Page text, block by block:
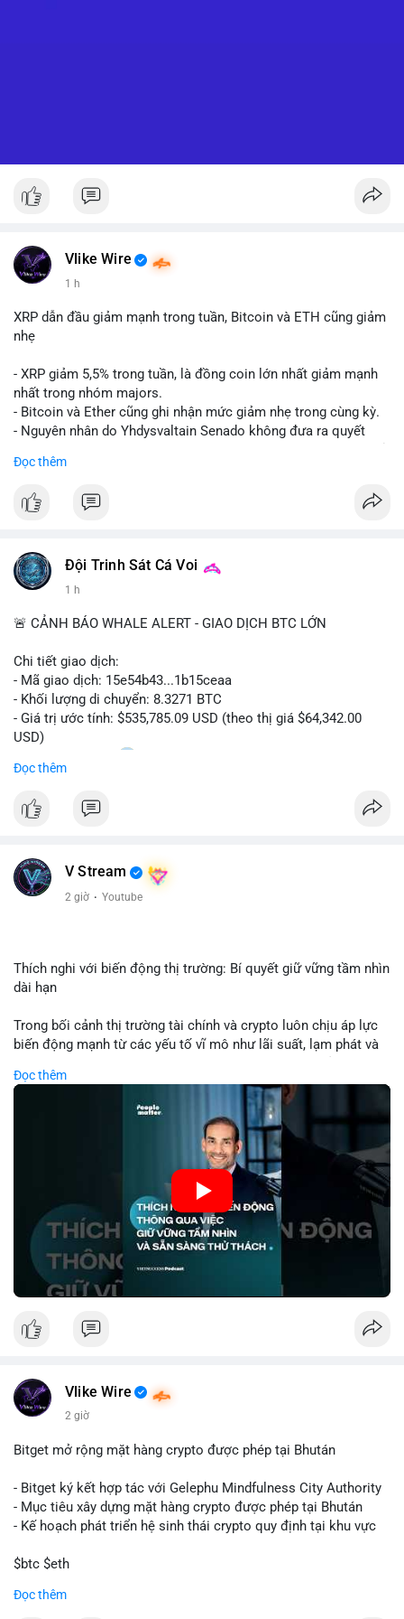
Vlike Wire
1 h
XRP dẫn đầu giảm mạnh trong tuần, Bitcoin và ETH cũng giảm
nhẹ
- XRP giảm 5,5% trong tuần, là đồng coin lớn nhất giảm mạnh
nhất trong nhóm majors.
- Bitcoin và Ether cũng ghi nhận mức giảm nhẹ trong cùng kỳ.
- Nguyên nhân do Yhdysvaltain Senado không đưa ra quyết
hè, đẩy việc thảo luận sang tháng 9.
XRP và Ripple, ảnh hưởng đến tâm lý nhà đầu tư.
#ripple
📰 Nguồn: CoinDesk
Đọc thêm
Đội Trinh Sát Cá Voi
1 h
🚨 CẢNH BÁO WHALE ALERT - GIAO DỊCH BTC LỚN
Chi tiết giao dịch:
- Mã giao dịch: 15e54b43...1b15ceaa
- Khối lượng di chuyển: 8.3271 BTC
- Giá trị ước tính: $535,785.09 USD (theo thị giá $64,342.00
USD)
- Thời gian: 04:20
Nhận định phân tích: Giao dịch 8.3271 BTC trị giá hơn nửa triệu
USD được thực hiện trong khung giờ sáng sớm, cho thấy dấu
đủ tạo áp lực bán trực tiếp lên thị trường nhưng phản ánh tâm
lý thận trọng của cá voi. Nếu dòng tiền này hướng về ví sàn
của BTC.
tương tự trong 24 giờ tới để xác nhận xu hướng. Không nên
hành động vội vàng dựa trên một giao dịch đơn lẻ, hãy ưu tiên
#giaodichlon
#tamlycavoi
Đọc thêm
V Stream
2 giờ · Youtube
Thích nghi với biến động thị trường: Bí quyết giữ vững tầm nhìn
dài hạn
Trong bối cảnh thị trường tài chính và crypto luôn chịu áp lực
biến động mạnh từ các yếu tố vĩ mô như lãi suất, lạm phát và
chìa khóa để đầu tư viên vượt qua giai đoạn không chắc chắn.
Thay vì phản ứng cảm xúc với những dao động ngắn hạn, các
nhà đầu tư thành công thường tập trung vào nguyên tắc cơ
bản, phân배 tài sản hợp lý và kiên持 theo kế hoạch đã định.
Điều này không chỉ giúp giảm rủi ro mà còn tạo điều kiện để
tận dụng cơ hội khi thị trường phục hồi.
🎥 Xem video trực tiếp tại:
Nguồn: VIETSUCCESS
Đọc thêm
Vlike Wire
2 giờ
Bitget mở rộng mặt hàng crypto được phép tại Bhután
- Bitget ký kết hợp tác với Gelephu Mindfulness City Authority
- Mục tiêu xây dựng mặt hàng crypto được phép tại Bhután
- Kế hoạch phát triển hệ sinh thái crypto quy định tại khu vực
$btc $eth
#vlikevn
Đọc thêm